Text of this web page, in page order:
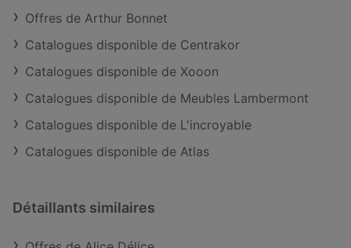
Offres de Arthur Bonnet
Catalogues disponible de Centrakor
Catalogues disponible de Xooon
Catalogues disponible de Meubles Lambermont
Catalogues disponible de L'incroyable
Catalogues disponible de Atlas
Détaillants similaires